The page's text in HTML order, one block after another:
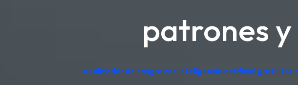
patrones
Analizador de sangre con inteligencia artificial